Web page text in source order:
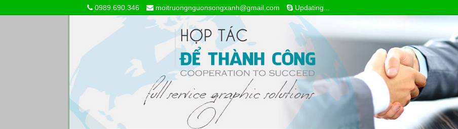
0989.690.346 moitruongnguonsongxanh@gmail.com Updating...